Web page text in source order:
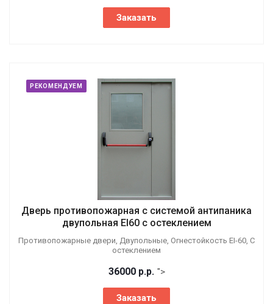
Заказать
РЕКОМЕНДУЕМ
Дверь противопожарная с системой антипаника
двупольная EI60 с остеклением
Противопожарные двери, Двупольные, Огнестойкость EI-60, С
остеклением
36000 р.р. ">
Заказать